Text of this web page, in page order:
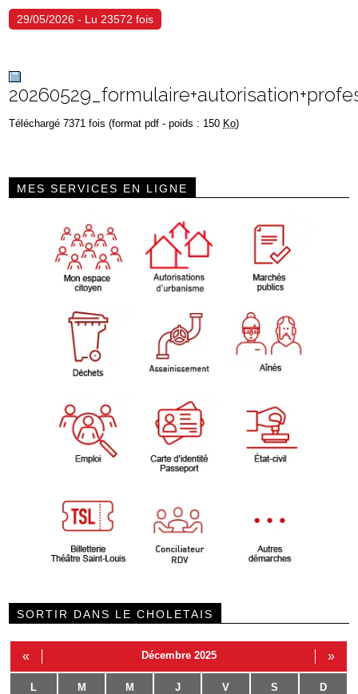
29/05/2026 - Lu 23572 fois
Téléchargé 7371 fois (format pdf - poids : 150 Ko)
MES SERVICES EN LIGNE
SORTIR DANS LE CHOLETAIS
« Décembre 2025 »
L M M J V S D